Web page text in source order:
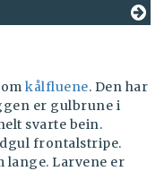
kålfluene. Den har
er gulbrune i
svarte bein.
frontalstripe.
lange. Larvene er